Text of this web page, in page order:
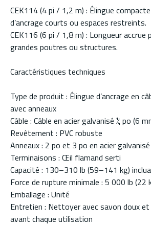
CEK114 (4 pi / 1,2 m) : Élingue
d’ancrage courts ou espaces restreints.
CEK116 (6 pi / 1,8 m) : Longueur accrue
grandes poutres ou structures.
Caractéristiques techniques
Type de produit : Élingue d’ancrage en
avec anneaux
Câble : Câble en acier galvanisé ¼ po (6
Revêtement : PVC robuste
Anneaux : 2 po et 3 po en acier galvanisé
Terminaisons : Œil flamand serti
Capacité : 130–310 lb (59–141 kg)
Force de rupture minimale : 5 000 lb (22
Emballage : Unité
Entretien : Nettoyer avec savon doux
avant chaque utilisation